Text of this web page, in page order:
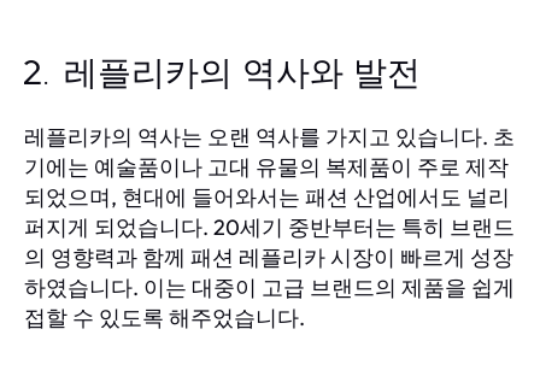
2. 레플리카의 역사와 발전
레플리카의 역사는 오랜 역사를 가지고 있습니다. 초
기에는 예술품이나 고대 유물의 복제품이 주로 제작
되었으며, 현대에 들어와서는 패션 산업에서도 널리
퍼지게 되었습니다. 20세기 중반부터는 특히 브랜드
의 영향력과 함께 패션 레플리카 시장이 빠르게 성장
하였습니다. 이는 대중이 고급 브랜드의 제품을 쉽게
접할 수 있도록 해주었습니다.